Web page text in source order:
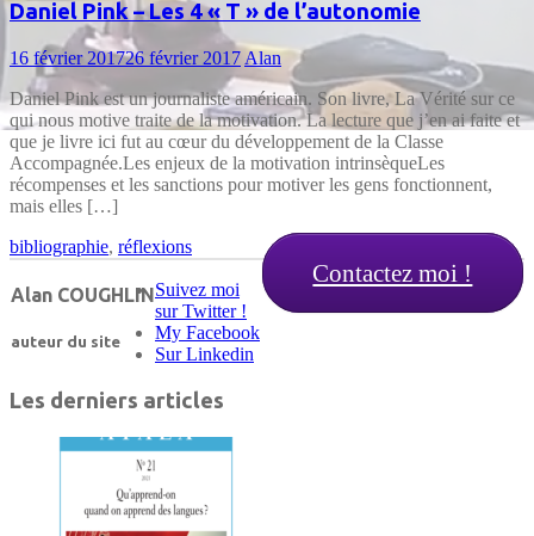
Daniel Pink – Les 4 « T » de l’autonomie
16 février 201726 février 2017 Alan
Daniel Pink est un journaliste américain. Son livre, La Vérité sur ce
qui nous motive traite de la motivation. La lecture que j’en ai faite et
que je livre ici fut au cœur du développement de la Classe
Accompagnée.Les enjeux de la motivation intrinsèqueLes
récompenses et les sanctions pour motiver les gens fonctionnent,
mais elles […]
bibliographie, réflexions
Alan COUGHLIN
auteur du site
Contactez moi !
Suivez moi
sur Twitter !
My Facebook
Sur Linkedin
Les derniers articles